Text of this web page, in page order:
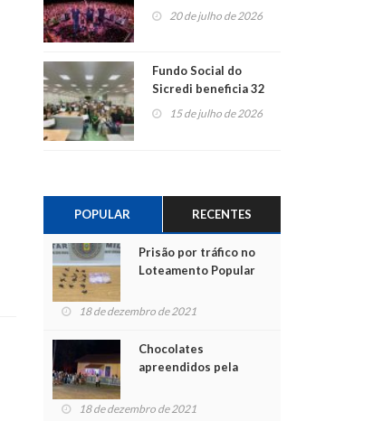
ao show dos 45 anos
para mais associados
20 de julho de 2026
Fundo Social do
Sicredi beneficia 32
projetos em
15 de julho de 2026
POPULAR RECENTES
Prisão por tráfico no
Loteamento Popular
18 de dezembro de 2021
Chocolates
apreendidos pela
para crianças na
18 de dezembro de 2021